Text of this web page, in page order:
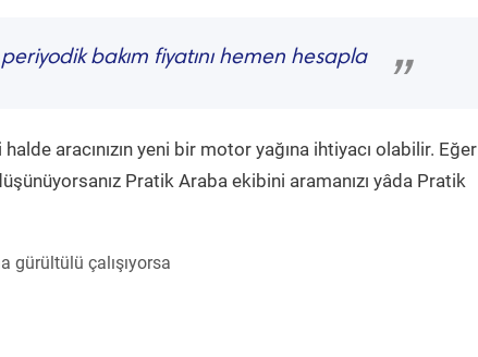
bakım fiyatını hemen hesapla
”
aracınızın yeni bir motor yağına ihtiyacı olabilir. Eğer
Pratik Araba ekibini aramanızı yâda Pratik
gürültülü çalışıyorsa